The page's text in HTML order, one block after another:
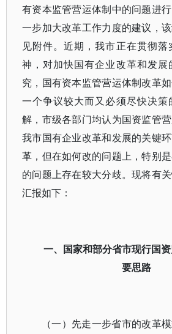
有资本监管营运体制中的问题进
一步加大改革工作力度的建议，
见附件。近期，我市正在贯彻
神，对加快国有企业改革和发展
究，国有资本监管营运体制改革
一个争议较大而又必须尽快决策
解，市级各部门均认为国资监管
我市国有企业改革和发展的关键
革，但在如何改的问题上，特别
的问题上存在较大分歧。现将有
汇报如下：
一、国家和部分省市现行国
要思路
（一）先走一步省市的改